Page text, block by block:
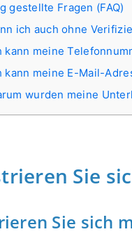
gestellte Fragen (FAQ)
ich auch ohne
kann meine
kann meine E-Mail-
wurden meine
Sie
Sie sich